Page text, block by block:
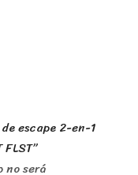
escape 2-en-1
no será